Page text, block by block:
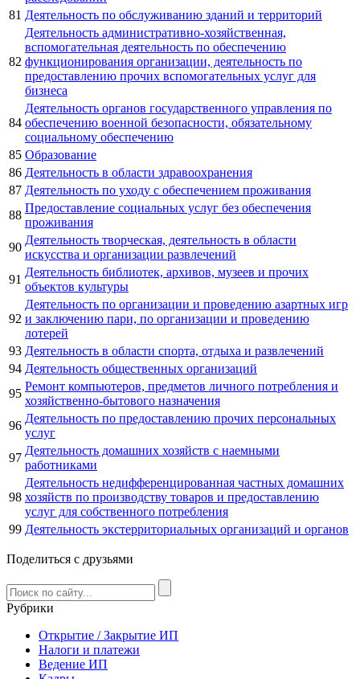
81 Деятельность по обслуживанию зданий и территорий
82
Деятельность административно-хозяйственная,
вспомогательная деятельность по обеспечению
функционирования организации, деятельность по
предоставлению прочих вспомогательных услуг для
бизнеса
84
Деятельность органов государственного управления по
обеспечению военной безопасности, обязательному
социальному обеспечению
85 Образование
86 Деятельность в области здравоохранения
87 Деятельность по уходу с обеспечением проживания
88
Предоставление социальных услуг без обеспечения
проживания
90
Деятельность творческая, деятельность в области
искусства и организации развлечений
91
Деятельность библиотек, архивов, музеев и прочих
объектов культуры
92
Деятельность по организации и проведению азартных игр
и заключению пари, по организации и проведению
лотерей
93 Деятельность в области спорта, отдыха и развлечений
94 Деятельность общественных организаций
95
Ремонт компьютеров, предметов личного потребления и
хозяйственно-бытового назначения
96
Деятельность по предоставлению прочих персональных
услуг
97
Деятельность домашних хозяйств с наемными
работниками
98
Деятельность недифференцированная частных домашних
хозяйств по производству товаров и предоставлению
услуг для собственного потребления
99 Деятельность экстерриториальных организаций и органов
Поделиться с друзьями
Рубрики
Открытие / Закрытие ИП
Налоги и платежи
Ведение ИП